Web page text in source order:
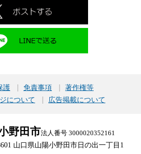
護 免責事項
著作権等
について
広告掲載について
野田市法人番号 3000020352161
山口県山陽小野田市日の出一丁目1